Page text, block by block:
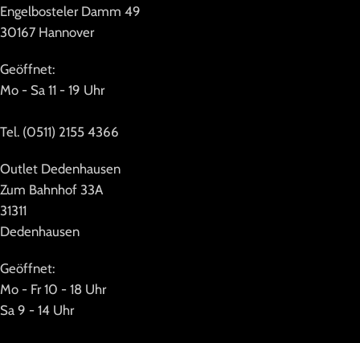
Engelbosteler Damm 49
30167 Hannover
Geöffnet:
Mo - Sa 11 - 19 Uhr
Tel. (0511) 2155 4366
Outlet Dedenhausen
Zum Bahnhof 33A
31311
Dedenhausen
Geöffnet:
Mo - Fr 10 - 18 Uhr
Sa 9 - 14 Uhr